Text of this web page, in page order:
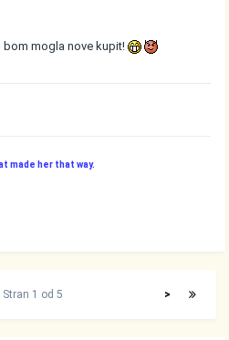
bom mogla nove kupit!
made her that way.
>
Stran 1 od 5